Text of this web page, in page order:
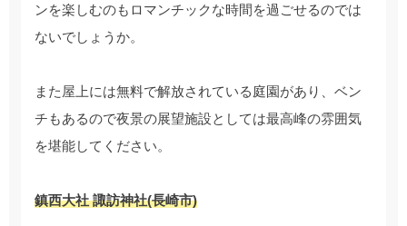
ンを楽しむのもロマンチックな時間を過ごせるのでは
ないでしょうか。
また屋上には無料で解放されている庭園があり、ベン
チもあるので夜景の展望施設としては最高峰の雰囲気
を堪能してください。
鎮西大社 諏訪神社(長崎市)